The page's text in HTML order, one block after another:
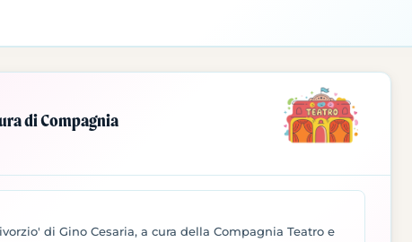
di Compagnia
di Gino Cesaria, a cura della Compagnia Teatro e